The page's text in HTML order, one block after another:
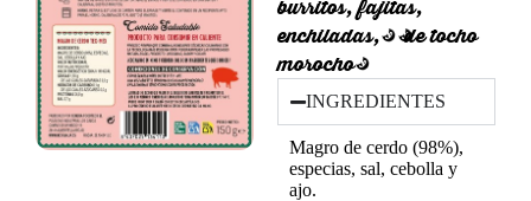
burritos, fajitas,
enchiladas,…¡de tocho
morocho!
INGREDIENTES
Magro de cerdo (98%),
especias, sal, cebolla y
ajo.